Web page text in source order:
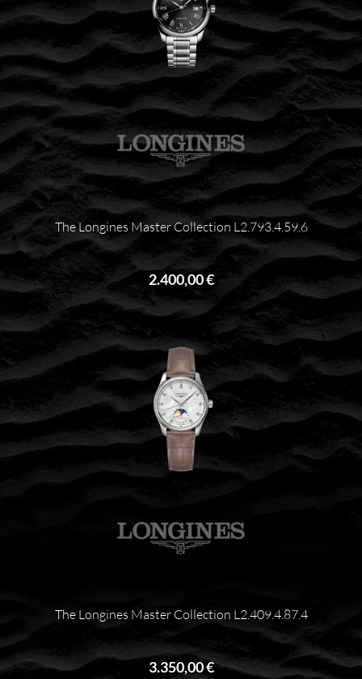
The Longines Master Collection L2.793.4.59.6
2.400,00 €
The Longines Master Collection L2.409.4.87.4
3.350,00 €